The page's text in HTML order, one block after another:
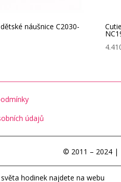
náušnice C2030-
údajů
© 2011 – 2024 |
hodinek najdete na webu